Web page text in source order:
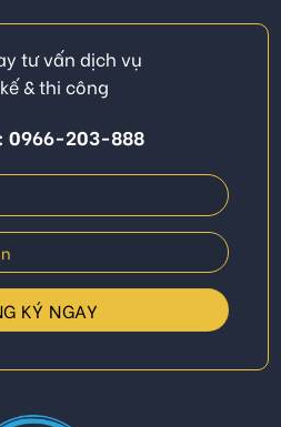
tư vấn dịch vụ
& thi công
0966-203-888